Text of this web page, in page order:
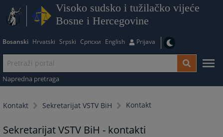
Visoko sudsko i tužilačko vijeće
Bosne i Hercegovine
Bosanski Hrvatski Srpski Српски English Prijava
Napredna pretraga
Kontakt Sekretarijat VSTV BiH Kontakt
Sekretarijat VSTV BiH - kontakti